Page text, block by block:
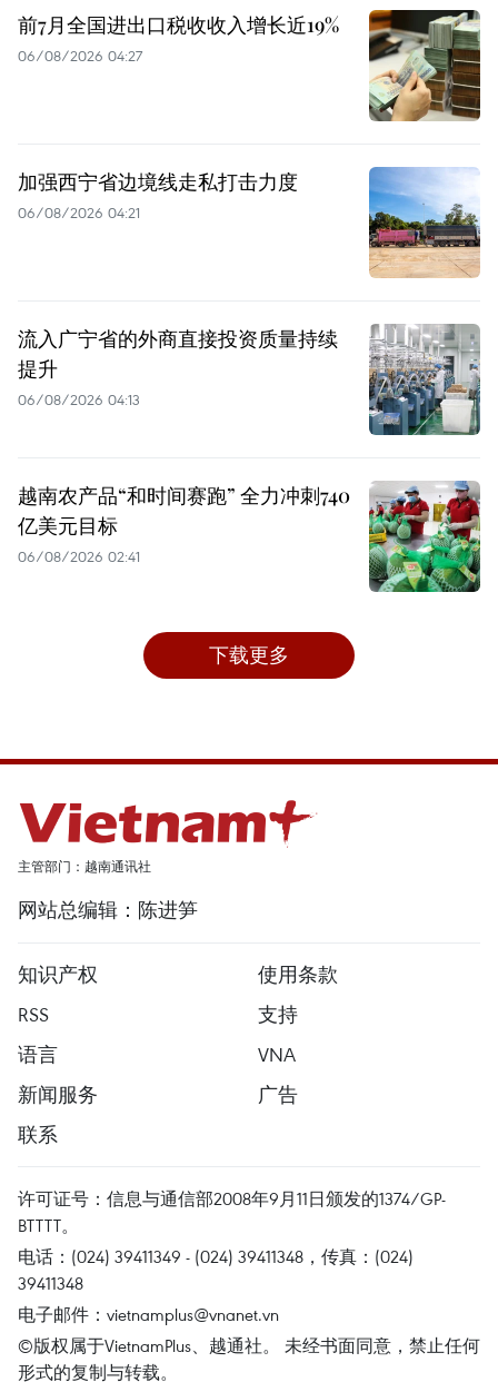
前7月全国进出口税收收入增长近19%
06/08/2026 04:27
加强西宁省边境线走私打击力度
06/08/2026 04:21
流入广宁省的外商直接投资质量持续
提升
06/08/2026 04:13
越南农产品“和时间赛跑” 全力冲刺740
亿美元目标
06/08/2026 02:41
下载更多
主管部门：越南通讯社
网站总编辑：陈进笋
知识产权
使用条款
RSS
支持
语言
VNA
新闻服务
广告
联系
许可证号：信息与通信部2008年9月11日颁发的1374/GP-
BTTTT。
电话：(024) 39411349 - (024) 39411348，传真：(024)
39411348
电子邮件： vietnamplus@vnanet.vn
©版权属于VietnamPlus、越通社。 未经书面同意，禁止任何
形式的复制与转载。